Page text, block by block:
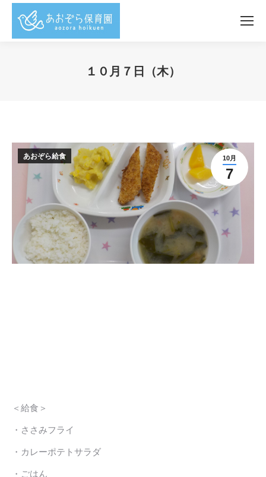
１０月７日（木）
10月
7
あおぞら給食
＜給食＞
・ささみフライ
・カレーポテトサラダ
・ごはん